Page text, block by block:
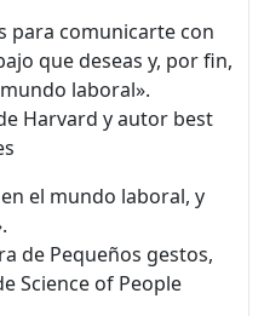
para comunicarte con
que deseas y, por fin,
laboral».
Harvard y autor best
el mundo laboral, y
de Pequeños gestos,
Science of People